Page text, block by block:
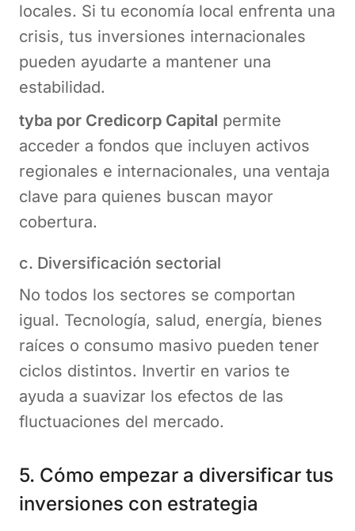
locales. Si tu economía local enfrenta una
crisis, tus inversiones internacionales
pueden ayudarte a mantener una
estabilidad.
tyba por Credicorp Capital permite
acceder a fondos que incluyen activos
regionales e internacionales, una ventaja
clave para quienes buscan mayor
cobertura.
c. Diversificación sectorial
No todos los sectores se comportan
igual. Tecnología, salud, energía, bienes
raíces o consumo masivo pueden tener
ciclos distintos. Invertir en varios te
ayuda a suavizar los efectos de las
fluctuaciones del mercado.
5. Cómo empezar a diversificar tus
inversiones con estrategia